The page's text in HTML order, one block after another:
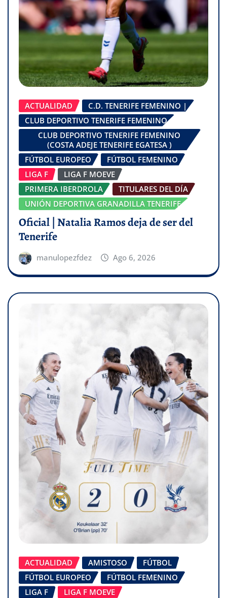
ACTUALIDAD
C.D. TENERIFE FEMENINO |
CLUB DEPORTIVO TENERIFE FEMENINO
CLUB DEPORTIVO TENERIFE FEMENINO
(COSTA ADEJE TENERIFE EGATESA )
FÚTBOL EUROPEO
FÚTBOL FEMENINO
LIGA F
LIGA F MOEVE
PRIMERA IBERDROLA
TITULARES DEL DÍA
UNIÓN DEPORTIVA GRANADILLA TENERIFE
Oficial | Natalia Ramos deja de ser del
Tenerife
manulopezfdez Ago 6, 2026
ACTUALIDAD AMISTOSO
FÚTBOL
FÚTBOL EUROPEO
FÚTBOL FEMENINO
LIGA F
LIGA F MOEVE